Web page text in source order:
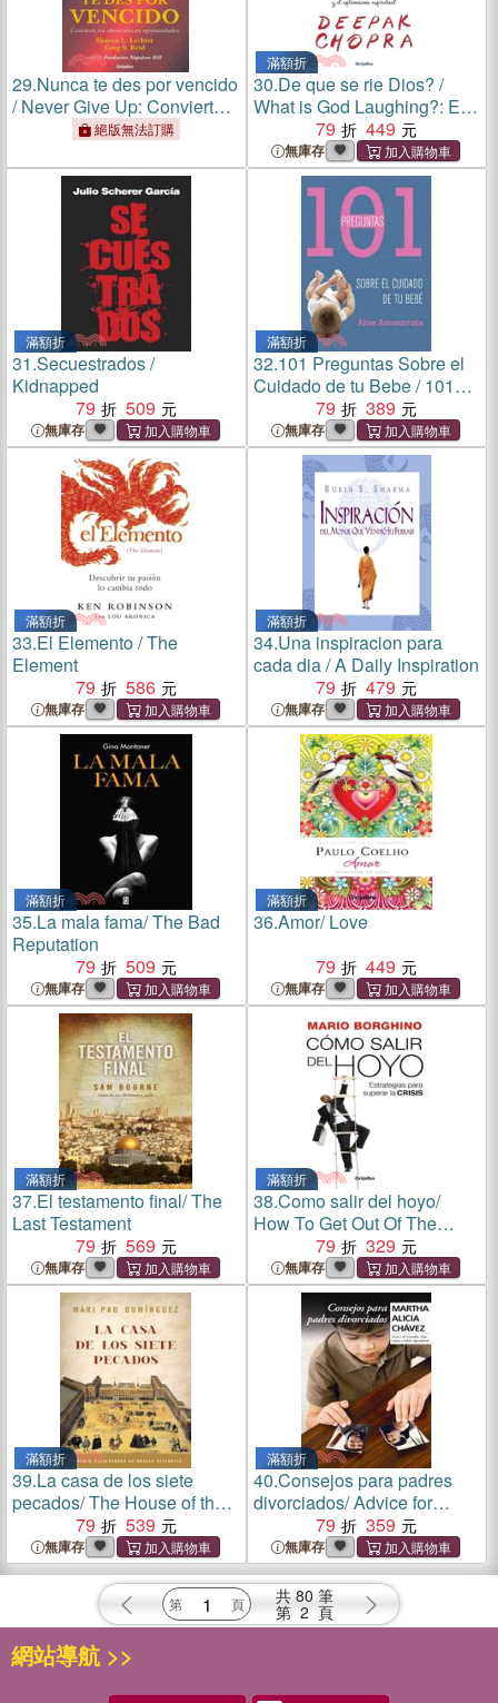
29.Nunca te des por vencido
/ Never Give Up: Convierte
Tus Obstaculos En
絕版無法訂購
滿額折
30.De que se rie Dios? /
What is God Laughing?: El
Sendero Hacia El Gozo Y El
Optimismo Espiritual
79 449
無庫存
滿額折
31.Secuestrados /
Kidnapped
79
509
無庫存
滿額折
32.101 Preguntas Sobre el
Cuidado de tu Bebe / 101
Questions About Caring for
Your Baby
79 389
無庫存
滿額折
33.El Elemento / The
Element
79
586
無庫存
滿額折
34.Una inspiracion para
cada dia / A Daily Inspiration
79
479
無庫存
滿額折
35.La mala fama/ The Bad
Reputation
79
509
無庫存
滿額折
36.Amor/ Love
79
449
無庫存
滿額折
37.El testamento final/ The
Last Testament
79
569
無庫存
滿額折
38.Como salir del hoyo/
How To Get Out Of The
Hole: Estrategias Para
Superar La Crisis/ Strategies
to Overcome the Crisis
79 329
無庫存
滿額折
39.La casa de los siete
pecados/ The House of the
Seven Sins
79 539
無庫存
滿額折
40.Consejos para padres
divorciados/ Advice for
Divorced Parents
79 359
無庫存
共 80 筆
第 2 頁
網站導航 >>